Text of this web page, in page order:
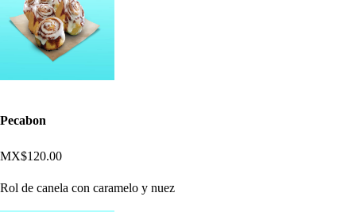
Pecabon
MX$120.00
Rol de canela con caramelo y nuez